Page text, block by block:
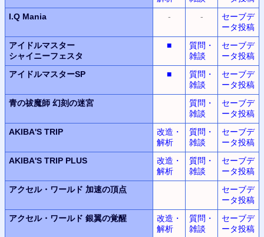
I.Q Mania
- -
セーブデ
ータ投稿
アイドルマスター
シャイニーフェスタ
■
質問・
雑談
セーブデ
ータ投稿
アイドルマスターSP
■
質問・
雑談
セーブデ
ータ投稿
青の祓魔師 幻刻の迷宮
質問・
雑談
セーブデ
ータ投稿
AKIBA'S TRIP
改造・
解析
質問・
雑談
セーブデ
ータ投稿
AKIBA'S TRIP PLUS
改造・
解析
質問・
雑談
セーブデ
ータ投稿
アクセル・ワールド 加速の頂点
セーブデ
ータ投稿
アクセル・ワールド 銀翼の覚醒
改造・
解析
質問・
雑談
セーブデ
ータ投稿